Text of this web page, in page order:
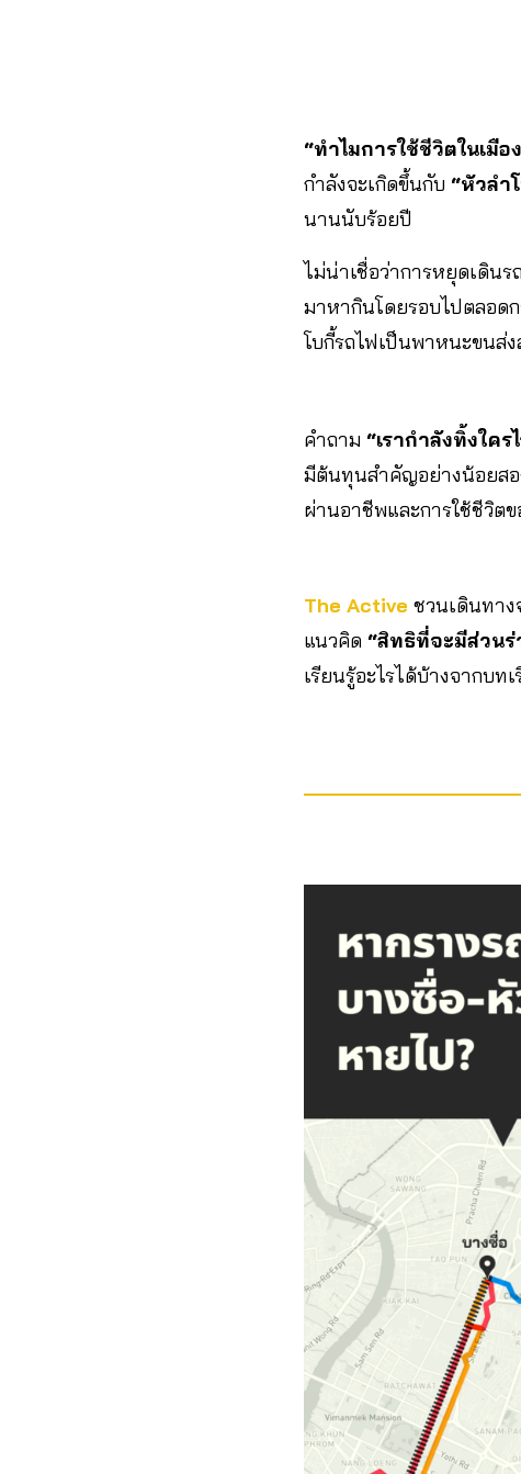
“ทำไมการใช้ชีวิตในเมื
กำลังจะเกิดขึ้นกับ “หัวลำ
นานนับร้อยปี
ไม่น่าเชื่อว่าการหยุดเดิน
มาหากินโดยรอบไปตลอด
โบกี้รถไฟเป็นพาหนะขนส่
คำถาม “เรากำลังทิ้งใค
มีต้นทุนสำคัญอย่างน้อยสอ
ผ่านอาชีพและการใช้ชีวิต
The Active ชวนเดินทา
แนวคิด “สิทธิที่จะมีส่วนร่
เรียนรู้อะไรได้บ้างจากบท